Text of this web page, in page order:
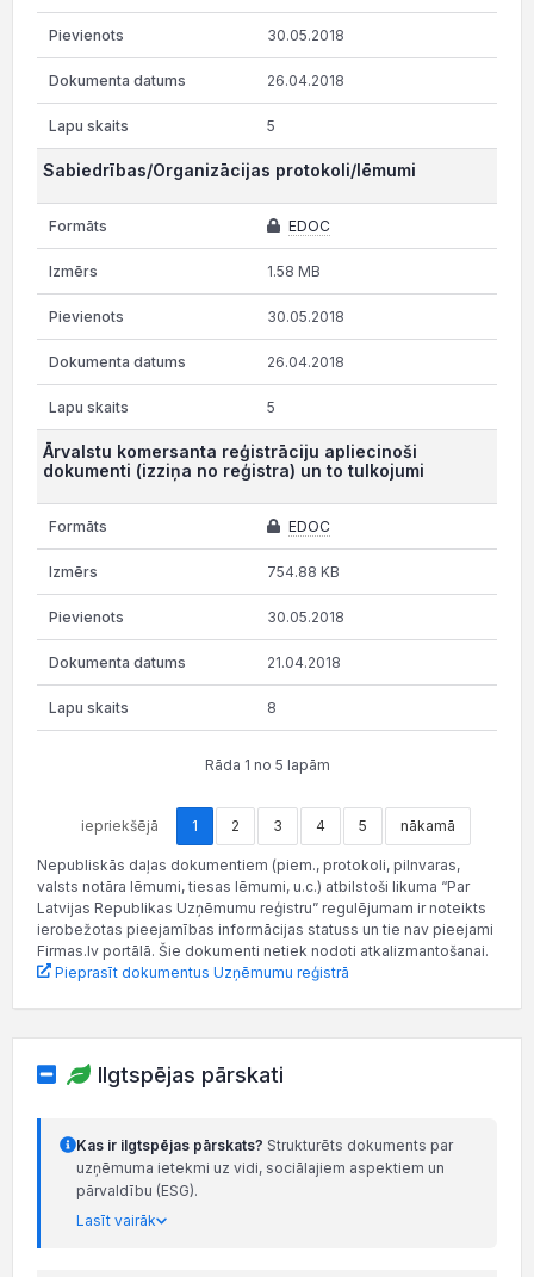
30.05.2018
26.04.2018
5
Sabiedrības/Organizācijas protokoli/lēmumi
EDOC
1.58 MB
30.05.2018
26.04.2018
5
Ārvalstu komersanta reģistrāciju apliecinoši
dokumenti (izziņa no reģistra) un to tulkojumi
EDOC
754.88 KB
30.05.2018
21.04.2018
8
Rāda 1 no 5 lapām
iepriekšējā 1 2 3 4 5 nākamā
Nepubliskās daļas dokumentiem (piem., protokoli, pilnvaras,
valsts notāra lēmumi, tiesas lēmumi, u.c.) atbilstoši likuma “Par
Latvijas Republikas Uzņēmumu reģistru” regulējumam ir noteikts
ierobežotas pieejamības informācijas statuss un tie nav pieejami
Firmas.lv portālā. Šie dokumenti netiek nodoti atkalizmantošanai.
Pieprasīt dokumentus Uzņēmumu reģistrā
Ilgtspējas pārskati
Kas ir ilgtspējas pārskats? Strukturēts dokuments par
uzņēmuma ietekmi uz vidi, sociālajiem aspektiem un
pārvaldību (ESG).
Lasīt vairāk